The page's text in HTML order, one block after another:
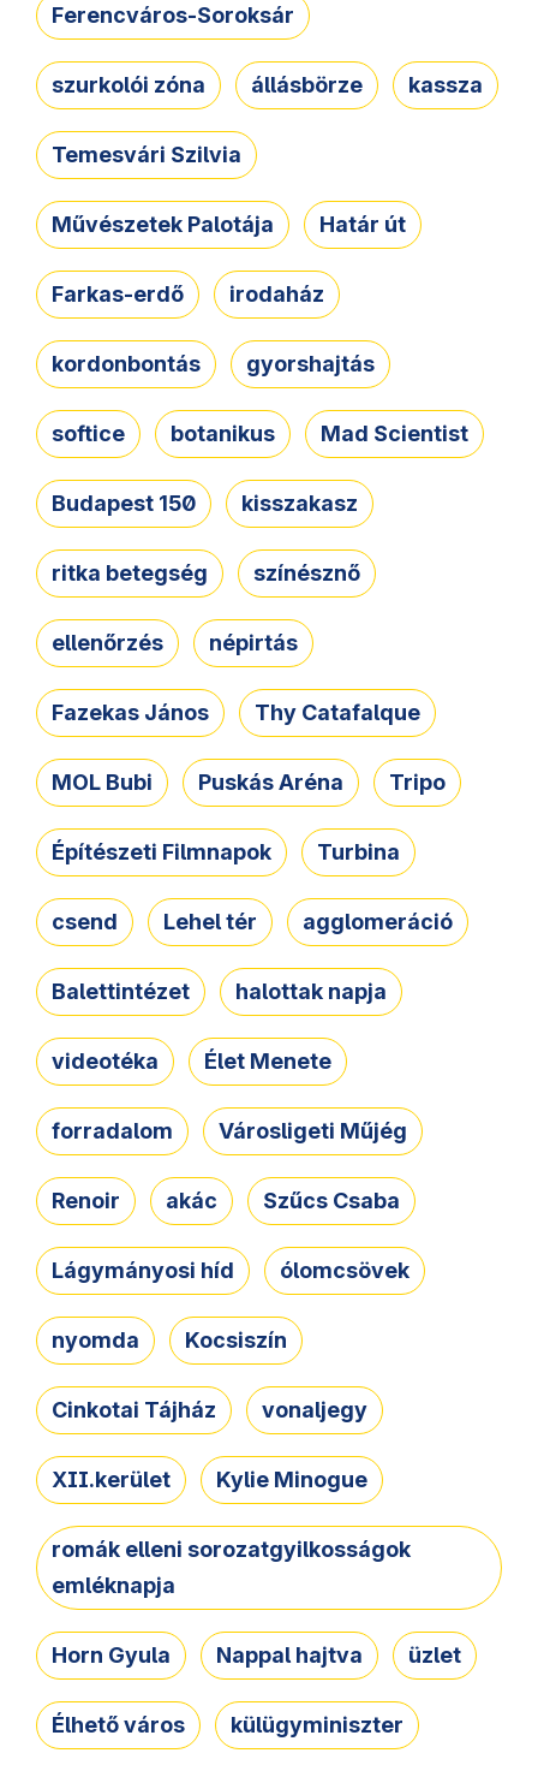
Ferencváros-Soroksár
szurkolói zóna állásbörze kassza
Temesvári Szilvia
Művészetek Palotája Határ út
Farkas-erdő irodaház
kordonbontás gyorshajtás
softice botanikus Mad Scientist
Budapest 150 kisszakasz
ritka betegség színésznő
ellenőrzés népirtás
Fazekas János Thy Catafalque
MOL Bubi Puskás Aréna Tripo
Építészeti Filmnapok Turbina
csend Lehel tér agglomeráció
Balettintézet halottak napja
videotéka Élet Menete
forradalom Városligeti Műjég
Renoir akác Szűcs Csaba
Lágymányosi híd ólomcsövek
nyomda Kocsiszín
Cinkotai Tájház vonaljegy
XII.kerület Kylie Minogue
romák elleni sorozatgyilkosságok
emléknapja
Horn Gyula Nappal hajtva üzlet
Élhető város külügyminiszter